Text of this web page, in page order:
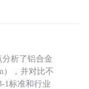
析了铝合金
），并对比不
1标准和行业